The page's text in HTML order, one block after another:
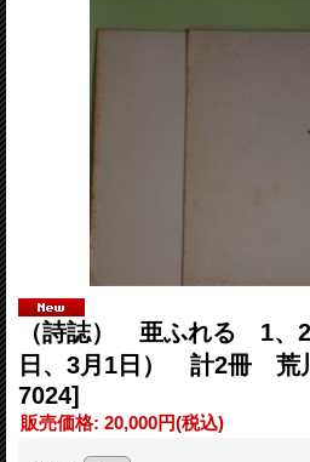
（詩誌） 亜ふれる 1、
日、3月1日） 計2冊 荒
7024]
販売価格: 20,000円(税込)